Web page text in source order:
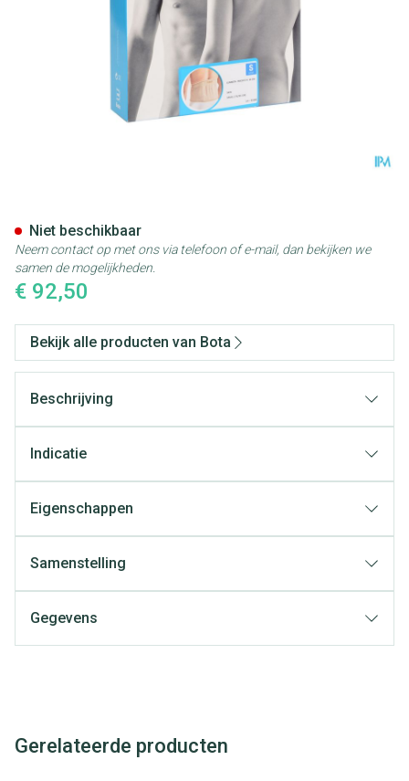
€ 92,50
Niet beschikbaar
Neem contact op met ons via telefoon of e-mail, dan bekijken we
samen de mogelijkheden.
Bekijk alle producten van Bota
Beschrijving
Indicatie
Eigenschappen
Samenstelling
Gegevens
Gerelateerde producten